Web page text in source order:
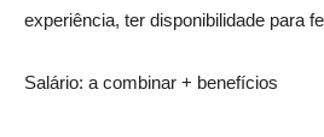
experiência, ter disponibilidade para
Salário: a combinar + benefícios